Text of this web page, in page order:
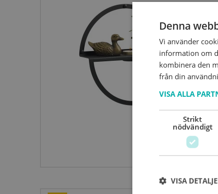
Denna
Vi använder
information om
kombinera den
från din
VISA ALLA
Strikt
nödvändigt
VISA